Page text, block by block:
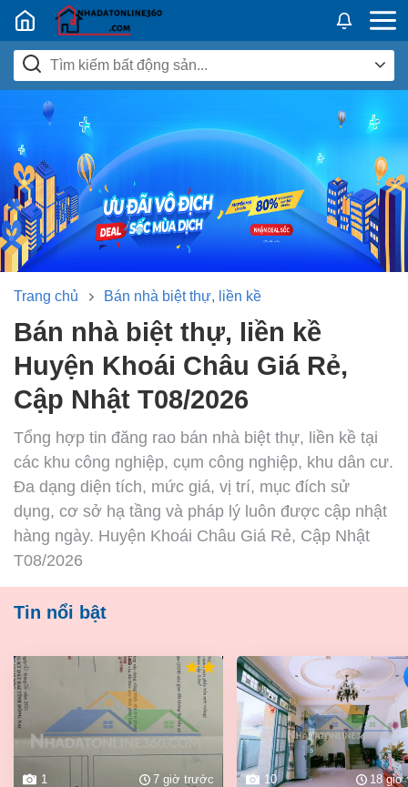
Nhadatban24h.vn
Trang chủ Bán nhà biệt thự, liền kề
Bán nhà biệt thự, liền kề
Huyện Khoái Châu Giá Rẻ,
Cập Nhật T08/2026
Tổng hợp tin đăng rao bán nhà biệt thự, liền kề tại
các khu công nghiệp, cụm công nghiệp, khu dân cư.
Đa dạng diện tích, mức giá, vị trí, mục đích sử
dụng, cơ sở hạ tầng và pháp lý luôn được cập nhật
hàng ngày. Huyện Khoái Châu Giá Rẻ, Cập Nhật
T08/2026
Tin nổi bật
1 7 giờ trước 10 18 giờ